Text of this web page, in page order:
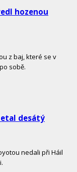
hozenou
z baj, které se v
sobě.
desátý
nedali při Háil